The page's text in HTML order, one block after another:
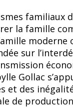
familiaux
la famille
moderne
sur
Gollac
et des
de